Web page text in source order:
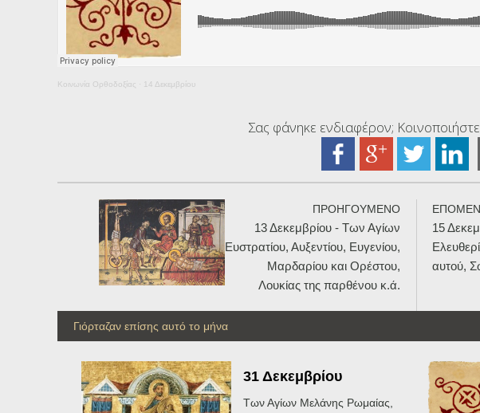
Κοινωνία Ορθοδοξίας · 14 Δεκεμβρίου
Σας φάνηκε ενδιαφέρον;
ΠΡΟΗΓΟΥΜΕΝΟ
13 Δεκεμβρίου - Των Αγίων
Ευστρατίου, Αυξεντίου, Ευγενίου,
Μαρδαρίου και Ορέστου,
Λουκίας της παρθένου κ.ά.
15
αυτού,
Γιόρταζαν επίσης αυτό το μήνα
31 Δεκεμβρίου
Των Αγίων Μελάνης Ρωμαίας,